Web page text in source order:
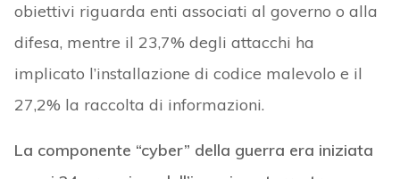
obiettivi riguarda enti associati al governo o alla
difesa, mentre il 23,7% degli attacchi ha
implicato l’installazione di codice malevolo e il
27,2% la raccolta di informazioni.
La componente “cyber” della guerra era iniziata